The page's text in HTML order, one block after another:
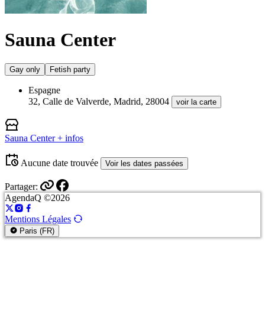
Sauna Center
Gay only Fetish party
Espagne
32, Calle de Valverde, Madrid, 28004
voir la carte
Sauna Center + infos
Aucune date trouvée Voir les dates passées
Partager:
AgendaQ ©2026
Mentions Légales
Paris (FR)